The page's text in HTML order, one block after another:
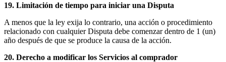
19. Limitación de tiempo para iniciar una Disputa
A menos que la ley exija lo contrario, una acción o procedimiento
relacionado con cualquier Disputa debe comenzar dentro de 1 (un)
año después de que se produce la causa de la acción.
20. Derecho a modificar los Servicios al comprador